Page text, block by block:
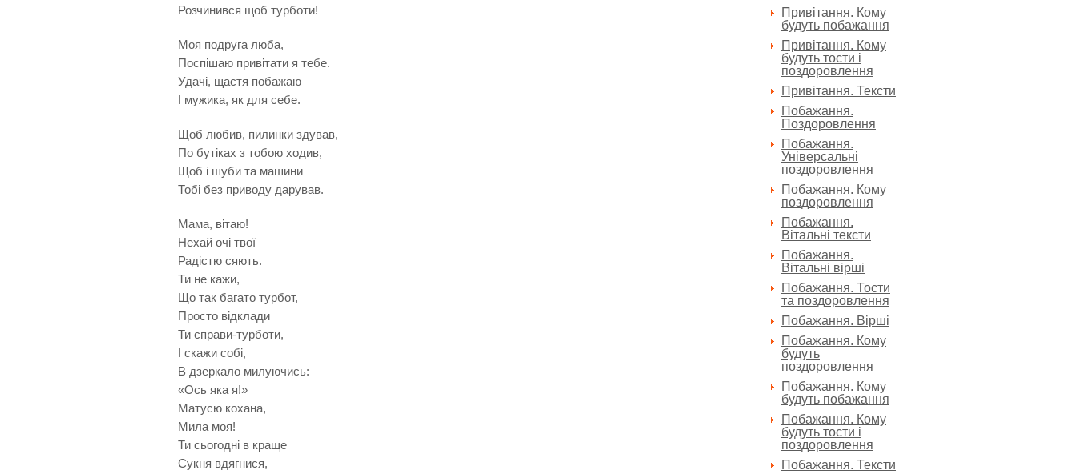
Розчинився щоб турботи!
Моя подруга люба,
Поспішаю привітати я тебе.
Удачі, щастя побажаю
І мужика, як для себе.
Щоб любив, пилинки здував,
По бутіках з тобою ходив,
Щоб і шуби та машини
Тобі без приводу дарував.
Мама, вітаю!
Нехай очі твої
Радістю сяють.
Ти не кажи,
Що так багато турбот,
Просто відклади
Ти справи-турботи,
І скажи собі,
В дзеркало милуючись:
«Ось яка я!»
Матусю кохана,
Мила моя!
Ти сьогодні в краще
Сукня вдягнися,
Привітання. Кому
будуть побажання
Привітання. Кому
будуть тости і
поздоровлення
Привітання. Тексти
Побажання.
Поздоровлення
Побажання.
Універсальні
поздоровлення
Побажання. Кому
поздоровлення
Побажання.
Вітальні тексти
Побажання.
Вітальні вірші
Побажання. Тости
та поздоровлення
Побажання. Вірші
Побажання. Кому
будуть
поздоровлення
Побажання. Кому
будуть побажання
Побажання. Кому
будуть тости і
поздоровлення
Побажання. Тексти